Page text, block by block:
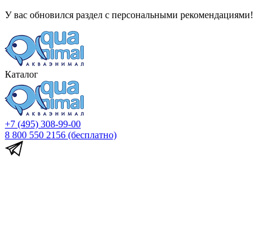
У вас обновился раздел с персональными рекомендациями!
Каталог
+7 (495) 308-99-00
8 800 550 2156 (бесплатно)